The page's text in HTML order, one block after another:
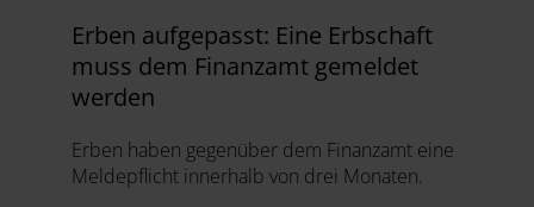
Erben aufgepasst: Eine Erbschaft
muss dem Finanzamt gemeldet
werden
Erben haben gegenüber dem Finanzamt eine
Meldepflicht innerhalb von drei Monaten.